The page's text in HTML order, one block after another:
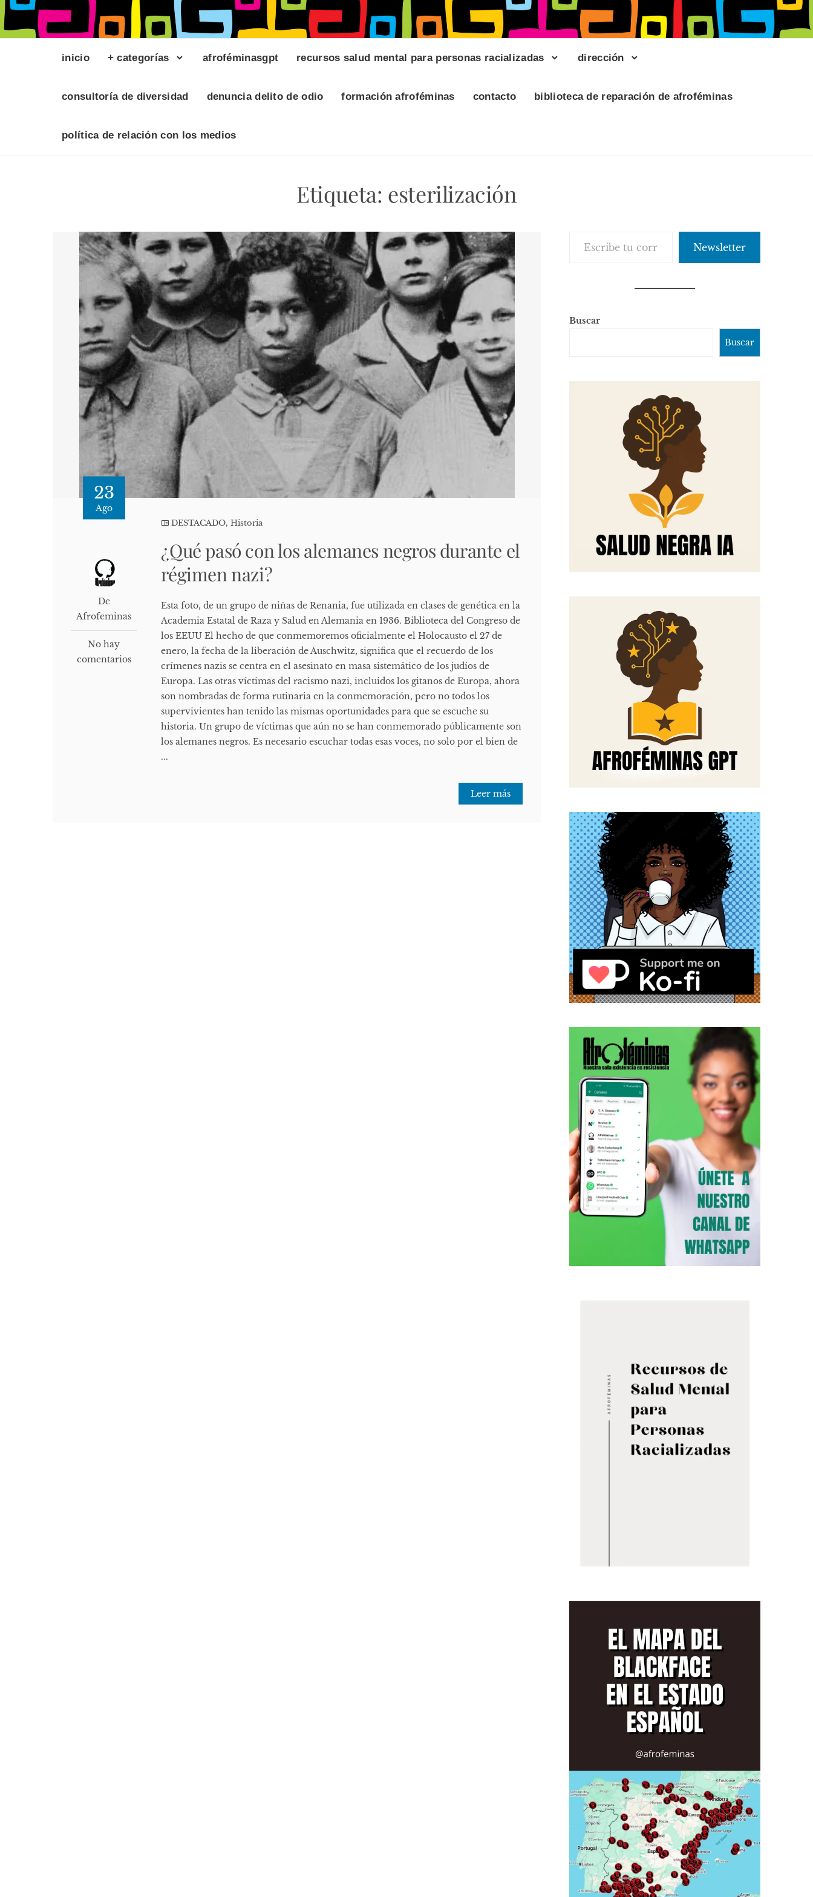
inicio + categorías afroféminasgpt recursos salud mental para personas racializadas dirección
consultoría de diversidad denuncia delito de odio formación afroféminas contacto biblioteca de reparación de afroféminas
política de relación con los medios
Etiqueta: esterilización
23
Ago
De
Afrofeminas
No hay
comentarios
DESTACADO,Historia
¿Qué pasó con los alemanes negros durante el
régimen nazi?
Esta foto, de un grupo de niñas de Renania, fue utilizada en clases de genética en la
Academia Estatal de Raza y Salud en Alemania en 1936. Biblioteca del Congreso de
los EEUU El hecho de que conmemoremos oficialmente el Holocausto el 27 de
enero, la fecha de la liberación de Auschwitz, significa que el recuerdo de los
crímenes nazis se centra en el asesinato en masa sistemático de los judíos de
Europa. Las otras víctimas del racismo nazi, incluidos los gitanos de Europa, ahora
son nombradas de forma rutinaria en la conmemoración, pero no todos los
supervivientes han tenido las mismas oportunidades para que se escuche su
historia. Un grupo de víctimas que aún no se han conmemorado públicamente son
los alemanes negros. Es necesario escuchar todas esas voces, no solo por el bien de
...
Leer más
Newsletter
Buscar
Buscar